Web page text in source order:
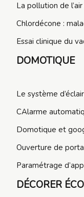
La pollution de
Chlordécone :
Essai clinique du
DOMOTIQUE
Le système
CAlarme
Domotique et
Ouverture de
Paramétrage
DÉCORER